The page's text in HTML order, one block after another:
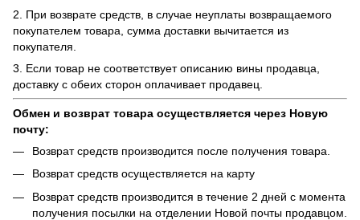
2. При возврате средств, в случае неуплаты возвращаемого
покупателем товара, сумма доставки вычитается из
покупателя.
3. Если товар не соответствует описанию вины продавца,
доставку с обеих сторон оплачивает продавец.
Обмен и возврат товара осуществляется через Новую
почту:
Возврат средств производится после получения товара.
Возврат средств осуществляется на карту
Возврат средств производится в течение 2 дней с момента
получения посылки на отделении Новой почты продавцом.